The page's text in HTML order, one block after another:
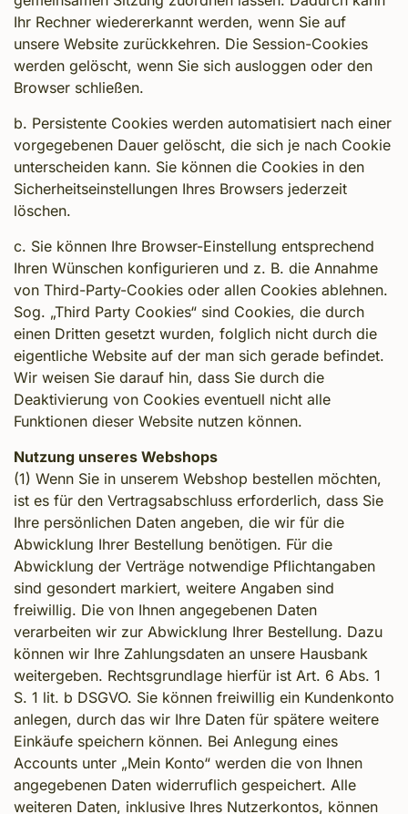
Ihr Rechner wiedererkannt werden, wenn Sie auf
unsere Website zurückkehren. Die Session-Cookies
werden gelöscht, wenn Sie sich ausloggen oder den
Browser schließen.
b. Persistente Cookies werden automatisiert nach einer
vorgegebenen Dauer gelöscht, die sich je nach Cookie
unterscheiden kann. Sie können die Cookies in den
Sicherheitseinstellungen Ihres Browsers jederzeit
löschen.
c. Sie können Ihre Browser-Einstellung entsprechend
Ihren Wünschen konfigurieren und z. B. die Annahme
von Third-Party-Cookies oder allen Cookies ablehnen.
Sog. „Third Party Cookies“ sind Cookies, die durch
einen Dritten gesetzt wurden, folglich nicht durch die
eigentliche Website auf der man sich gerade befindet.
Wir weisen Sie darauf hin, dass Sie durch die
Deaktivierung von Cookies eventuell nicht alle
Funktionen dieser Website nutzen können.
Nutzung unseres Webshops
(1) Wenn Sie in unserem Webshop bestellen möchten,
ist es für den Vertragsabschluss erforderlich, dass Sie
Ihre persönlichen Daten angeben, die wir für die
Abwicklung Ihrer Bestellung benötigen. Für die
Abwicklung der Verträge notwendige Pflichtangaben
sind gesondert markiert, weitere Angaben sind
freiwillig. Die von Ihnen angegebenen Daten
verarbeiten wir zur Abwicklung Ihrer Bestellung. Dazu
können wir Ihre Zahlungsdaten an unsere Hausbank
weitergeben. Rechtsgrundlage hierfür ist Art. 6 Abs. 1
S. 1 lit. b DSGVO. Sie können freiwillig ein Kundenkonto
anlegen, durch das wir Ihre Daten für spätere weitere
Einkäufe speichern können. Bei Anlegung eines
Accounts unter „Mein Konto“ werden die von Ihnen
angegebenen Daten widerruflich gespeichert. Alle
weiteren Daten, inklusive Ihres Nutzerkontos, können